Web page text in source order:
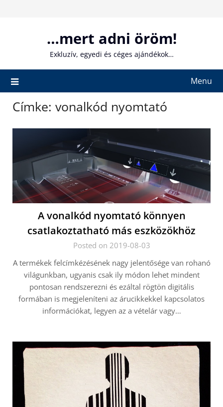
…mert adni öröm!
Exkluzív, egyedi és céges ajándékok…
Menu
Címke: vonalkód nyomtató
A vonalkód nyomtató könnyen
csatlakoztatható más eszközökhöz
Posted on 2019-08-03
A termékek felcímkézésének nagy jelentősége van rohanó
világunkban, ugyanis csak ily módon lehet mindent
pontosan rendszerezni és ezáltal rögtön digitális
formában is megjeleníteni az árucikkekkel kapcsolatos
információkat, legyen az a vételár vagy…